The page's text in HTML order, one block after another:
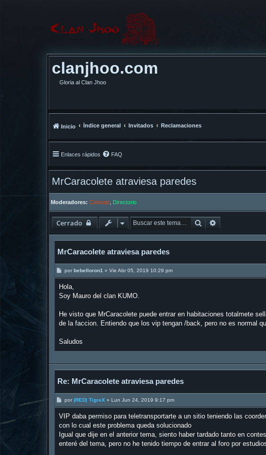
clanjhoo.com
Gloria al Clan Jhoo
Inicio Índice general Invitados Reclamaciones
Enlaces rápidos FAQ
MrCaracolete atraviesa paredes
Moderadores: Concejo Directorio
Cerrado Buscar
MrCaracolete atraviesa paredes
M
e
s
a
por bebelloron1» Vie Abr 05, 2019 10:29 pm
Hola,
Soy Mauro del clan KUMO.
He visto que MrCaracolete puede entrar en habitaciones totalmete
de la faccion. Entiendo que los vip tengan /back, pero no es normal
Saludos
Re: MrCaracolete atraviesa paredes
M
e
s
a
e
por |RED| TigreX» Lun Jun 24, 2019 9:17 pm
VIP daba permiso para teletransportarte a un sitio teniendo las
con lo cual este problema queda solucionado
Igual que dije en el anterior tema, siento haber tardado tanto en
enteré del tema, pero no he tenido tiempo de entrar al foro por